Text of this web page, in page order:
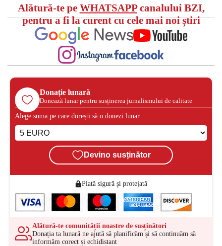
Alătură-te pe WHATSAPPcanalului BZI,
pentru a fi la curent cu cele mai noi știri
Donație lunară
Donează lunar pentru susținerea jurnalismului de calitate
Alege suma pe care dorești să o donezi lunar
Devino susținător
Plată sigură și protejată
Alătură-te comunității noastre de susținători
Donația ta lunară ne ajută să planificăm și să continuăm să
informăm corect și echidistant